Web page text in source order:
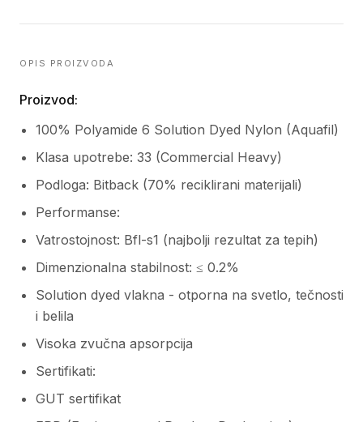
OPIS PROIZVODA
Proizvod:
100% Polyamide 6 Solution Dyed Nylon (Aquafil)
Klasa upotrebe: 33 (Commercial Heavy)
Podloga: Bitback (70% reciklirani materijali)
Performanse:
Vatrostojnost: Bfl-s1 (najbolji rezultat za tepih)
Dimenzionalna stabilnost: ≤ 0.2%
Solution dyed vlakna - otporna na svetlo, tečnosti
i belila
Visoka zvučna apsorpcija
Sertifikati:
GUT sertifikat